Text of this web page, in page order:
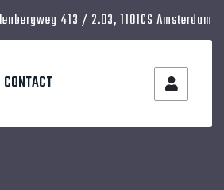
413 / 2.03, 1101CS Amsterdam
CONTACT